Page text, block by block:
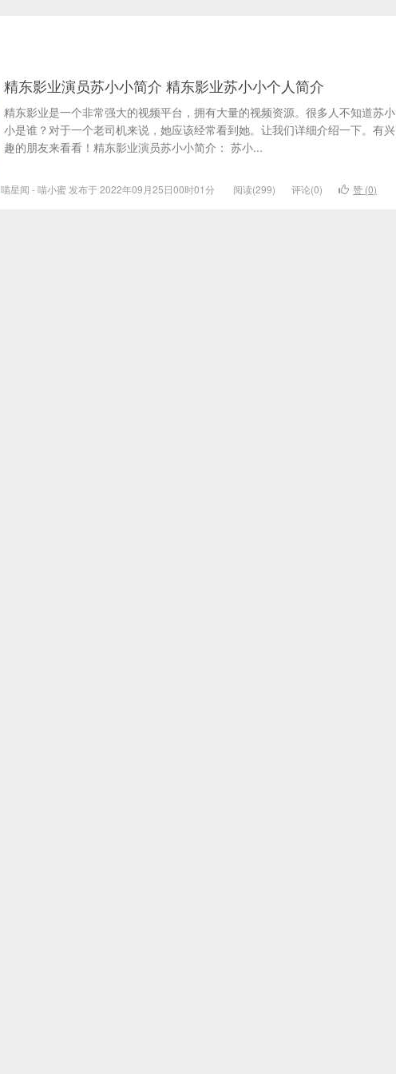
精东影业演员苏小小简介 精东影业苏小小个人简介
精东影业是一个非常强大的视频平台，拥有大量的视频资源。很多人不知道苏小
小是谁？对于一个老司机来说，她应该经常看到她。让我们详细介绍一下。有兴
趣的朋友来看看！精东影业演员苏小小简介： 苏小...
喵星闻 - 喵小蜜 发布于 2022年09月25日00时01分 阅读(299) 评论(0) 赞 (0)